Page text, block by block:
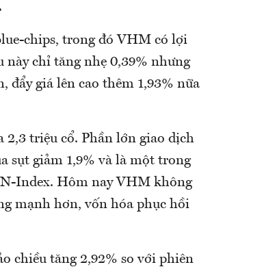
chips, trong đó VHM có lợi
này chỉ tăng nhẹ 0,39% nhưng
đẩy giá lên cao thêm 1,93% nữa
2,3 triệu cổ. Phần lớn giao dịch
sụt giảm 1,9% và là một trong
Index. Hôm nay VHM không
mạnh hơn, vốn hóa phục hồi
chiều tăng 2,92% so với phiên